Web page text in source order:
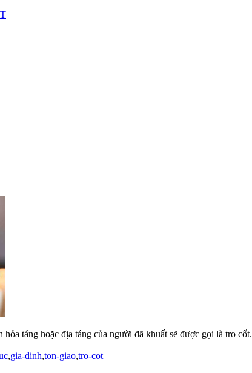
táng hoặc địa táng của người đã khuất sẽ được gọi là tro cốt.
,gia-dinh,ton-giao,tro-cot